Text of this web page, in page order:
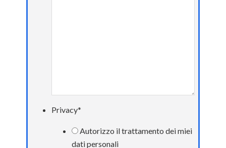
Privacy*
Autorizzo il trattamento dei miei
dati personali